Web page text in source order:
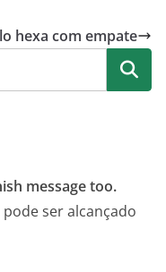
hexa com empate
message too.
pode ser alcançado